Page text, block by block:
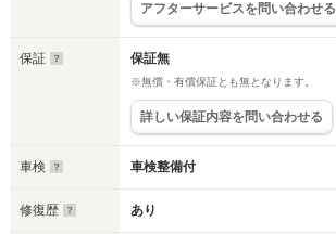
アフターサービスを問い合わせる
保証 保証無
※無償・有償保証とも無となります。
詳しい保証内容を問い合わせる
車検 車検整備付
修復歴 あり